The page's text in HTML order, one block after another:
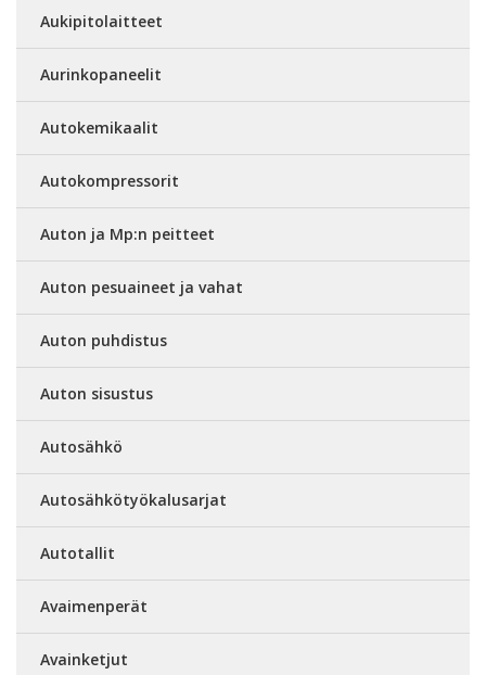
Aukipitolaitteet
Aurinkopaneelit
Autokemikaalit
Autokompressorit
Auton ja Mp:n peitteet
Auton pesuaineet ja vahat
Auton puhdistus
Auton sisustus
Autosähkö
Autosähkötyökalusarjat
Autotallit
Avaimenperät
Avainketjut